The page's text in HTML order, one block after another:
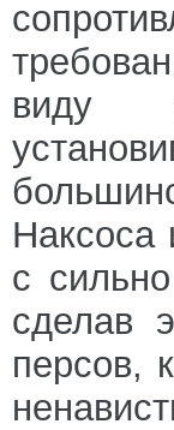
виду
Наксоса
с
сделав
персов,